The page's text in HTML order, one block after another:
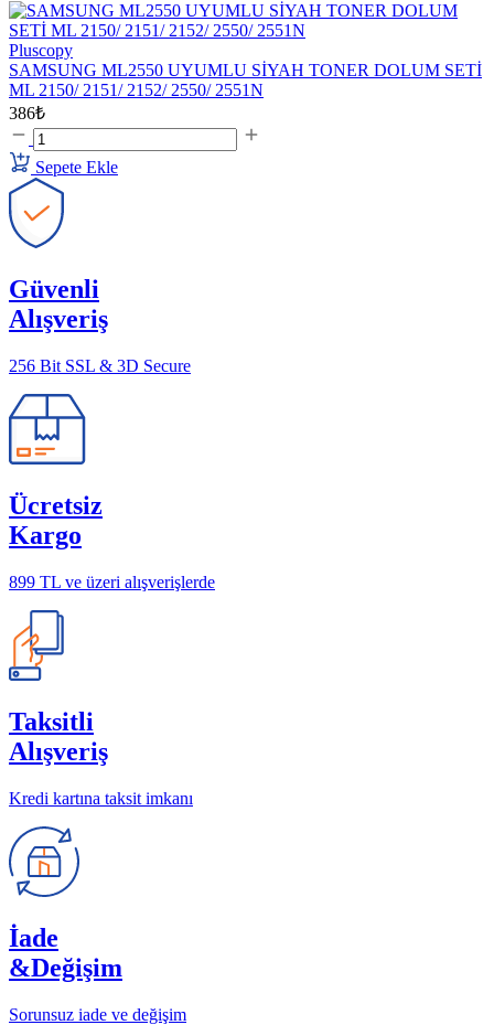
Pluscopy
SAMSUNG ML2550 UYUMLU SİYAH TONER DOLUM SETİ
ML 2150/ 2151/ 2152/ 2550/ 2551N
386₺
Sepete Ekle
Güvenli
Alışveriş
256 Bit SSL & 3D Secure
Ücretsiz
Kargo
899 TL ve üzeri alışverişlerde
Taksitli
Alışveriş
Kredi kartına taksit imkanı
İade
&Değişim
Sorunsuz iade ve değişim